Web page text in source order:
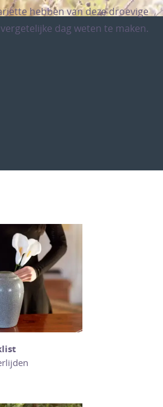
hebben van deze droevige
dag weten te maken.